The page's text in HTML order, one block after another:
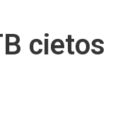
cietos